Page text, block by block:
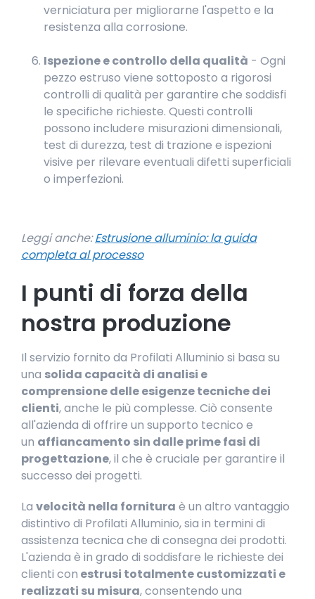
verniciatura per migliorarne l'aspetto e la
resistenza alla corrosione.
Ispezione e controllo della qualità - Ogni
pezzo estruso viene sottoposto a rigorosi
controlli di qualità per garantire che soddisfi
le specifiche richieste. Questi controlli
possono includere misurazioni dimensionali,
test di durezza, test di trazione e ispezioni
visive per rilevare eventuali difetti superficiali
o imperfezioni.
Leggi anche: Estrusione alluminio: la guida
completa al processo
I punti di forza della
nostra produzione
Il servizio fornito da Profilati Alluminio si basa su
una solida capacità di analisi e
comprensione delle esigenze tecniche dei
clienti, anche le più complesse. Ciò consente
all'azienda di offrire un supporto tecnico e
un affiancamento sin dalle prime fasi di
progettazione, il che è cruciale per garantire il
successo dei progetti.
La velocità nella fornitura è un altro vantaggio
distintivo di Profilati Alluminio, sia in termini di
assistenza tecnica che di consegna dei prodotti.
L'azienda è in grado di soddisfare le richieste dei
clienti con estrusi totalmente customizzati e
realizzati su misura, consentendo una